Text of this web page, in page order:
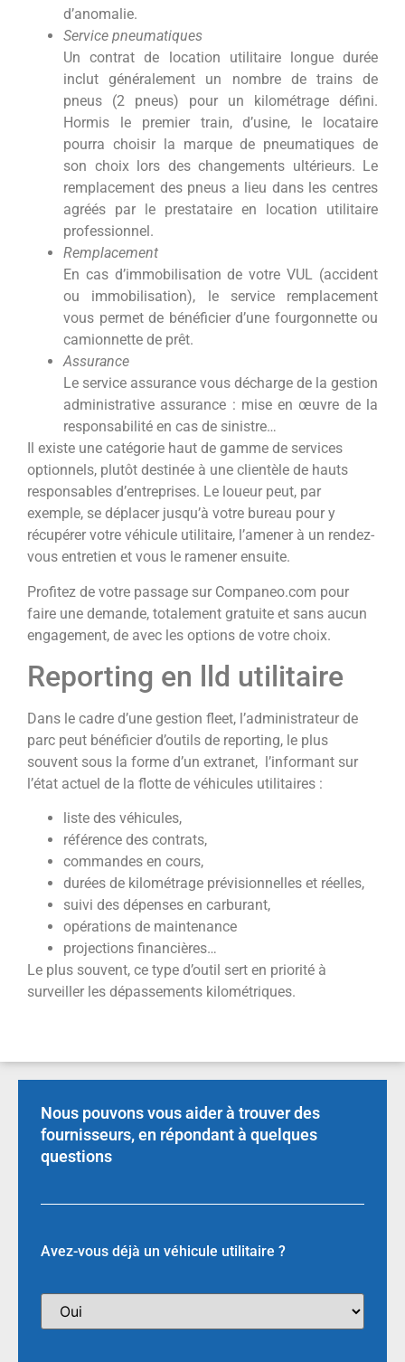
d’anomalie.
Service pneumatiques
Un contrat de location utilitaire longue durée
inclut généralement un nombre de trains de
pneus (2 pneus) pour un kilométrage défini.
Hormis le premier train, d’usine, le locataire
pourra choisir la marque de pneumatiques de
son choix lors des changements ultérieurs. Le
remplacement des pneus a lieu dans les centres
agréés par le prestataire en location utilitaire
professionnel.
Remplacement
En cas d’immobilisation de votre VUL (accident
ou immobilisation), le service remplacement
vous permet de bénéficier d’une fourgonnette ou
camionnette de prêt.
Assurance
Le service assurance vous décharge de la gestion
administrative assurance : mise en œuvre de la
responsabilité en cas de sinistre…
Il existe une catégorie haut de gamme de services
optionnels, plutôt destinée à une clientèle de hauts
responsables d’entreprises. Le loueur peut, par
exemple, se déplacer jusqu’à votre bureau pour y
récupérer votre véhicule utilitaire, l’amener à un rendez-
vous entretien et vous le ramener ensuite.
Profitez de votre passage sur Companeo.com pour
faire une demande, totalement gratuite et sans aucun
engagement, de avec les options de votre choix.
Reporting en lld utilitaire
Dans le cadre d’une gestion fleet, l’administrateur de
parc peut bénéficier d’outils de reporting, le plus
souvent sous la forme d’un extranet, l’informant sur
l’état actuel de la flotte de véhicules utilitaires :
liste des véhicules,
référence des contrats,
commandes en cours,
durées de kilométrage prévisionnelles et réelles,
suivi des dépenses en carburant,
opérations de maintenance
projections financières…
Le plus souvent, ce type d’outil sert en priorité à
surveiller les dépassements kilométriques.
Nous pouvons vous aider à trouver des
fournisseurs, en répondant à quelques
questions
Avez-vous déjà un véhicule utilitaire ?